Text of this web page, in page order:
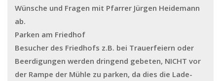
Wünsche und Fragen mit Pfarrer Jürgen Heidemann
ab.
Parken am Friedhof
Besucher des Friedhofs z.B. bei Trauerfeiern oder
Beerdigungen werden dringend gebeten, NICHT vor
der Rampe der Mühle zu parken, da dies die Lade-